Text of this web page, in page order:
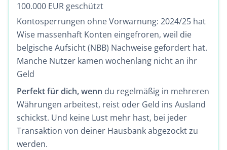
100.000 EUR geschützt
Kontosperrungen ohne Vorwarnung: 2024/25 hat
Wise massenhaft Konten eingefroren, weil die
belgische Aufsicht (NBB) Nachweise gefordert hat.
Manche Nutzer kamen wochenlang nicht an ihr
Geld
Perfekt für dich, wenn du regelmäßig in mehreren
Währungen arbeitest, reist oder Geld ins Ausland
schickst. Und keine Lust mehr hast, bei jeder
Transaktion von deiner Hausbank abgezockt zu
werden.